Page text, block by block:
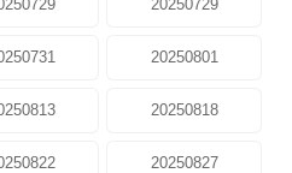
20250729
20250801
20250818
20250827